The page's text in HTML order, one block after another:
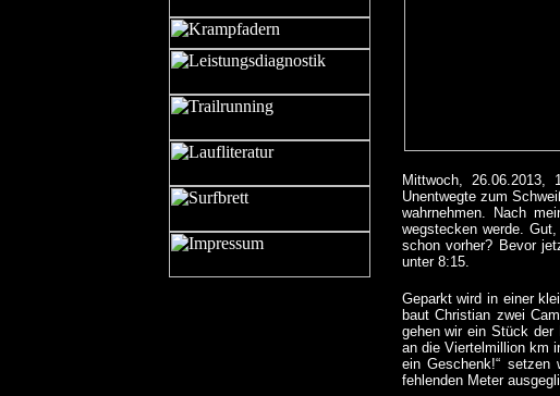
Mittwoch,
Unentwegte zum
wahrnehmen. Nach
wegstecken werde.
schon vorher? Bevor
unter 8:15.
Geparkt wird in einer
baut Christian zwei
gehen wir ein Stück der
an die Viertelmillion km
ein Geschenk!“
fehlenden Meter